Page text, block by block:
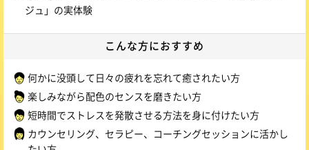
ジュ」の実体験
こんな方におすすめ
何かに没頭して日々の疲れを忘れて癒されたい方
楽しみながら配色のセンスを磨きたい方
短時間でストレスを発散させる方法を身に付けたい方
カウンセリング、セラピー、コーチングセッションに活かし